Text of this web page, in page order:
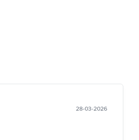
28-03-2026